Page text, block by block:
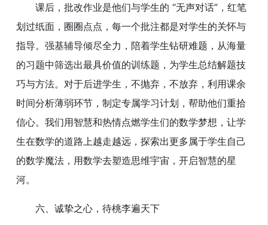
课后，批改作业是他们与学生的 “无声对话”，红笔
划过纸面，圈圈点点，每一个批注都是对学生的关怀与
指导。强基辅导倾尽全力，陪着学生钻研难题，从海量
的习题中筛选出最具价值的训练题，为学生总结解题技
巧与方法。对于后进学生，不抛弃，不放弃，利用课余
时间分析薄弱环节，制定专属学习计划，帮助他们重拾
信心。我们用智慧和热情点燃学生们的数学梦想，让学
生在数学的道路上越走越远，探索出更多属于学生自己
的数学魔法，用数学去塑造思维宇宙，开启智慧的星
河。
六、诚挚之心，待桃李遍天下